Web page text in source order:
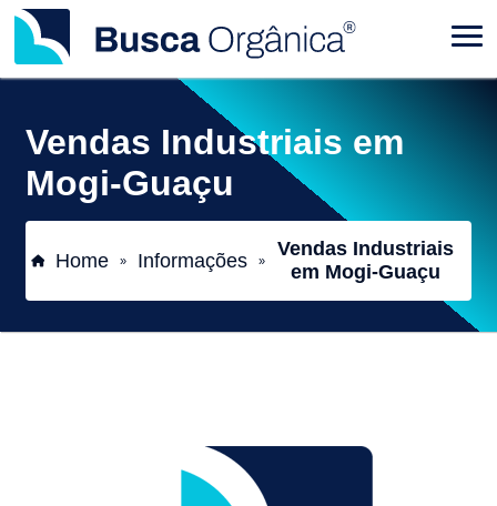
Vendas Industriais em
Mogi-Guaçu
Home » Informações »
Vendas Industriais
em Mogi-Guaçu